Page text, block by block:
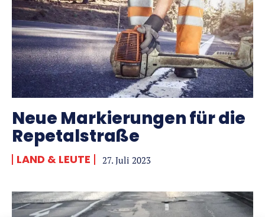
Neue Markierungen für die
Repetalstraße
LAND & LEUTE 27. Juli 2023